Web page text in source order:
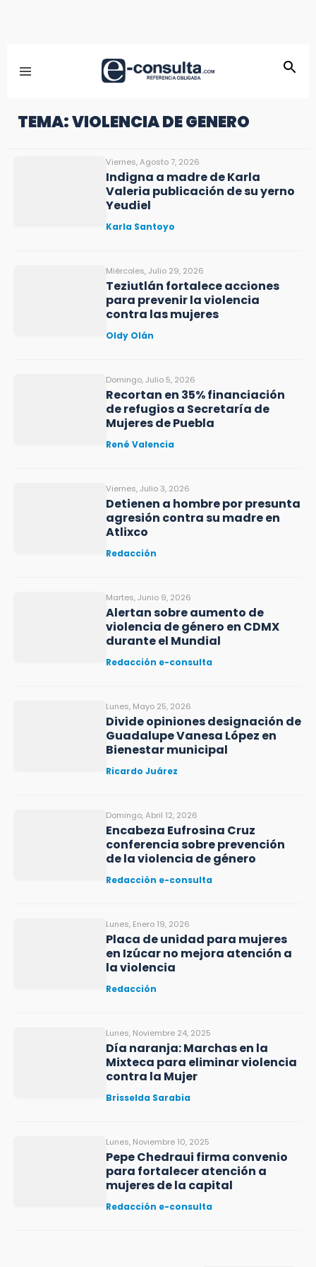
TEMA: VIOLENCIA DE GENERO
Viernes, Agosto 7, 2026
Indigna a madre de Karla
Valeria publicación de su yerno
Yeudiel
Karla Santoyo
Miércoles, Julio 29, 2026
Teziutlán fortalece acciones
para prevenir la violencia
contra las mujeres
Oldy Olán
Domingo, Julio 5, 2026
Recortan en 35% financiación
de refugios a Secretaría de
Mujeres de Puebla
René Valencia
Viernes, Julio 3, 2026
Detienen a hombre por presunta
agresión contra su madre en
Atlixco
Redacción
Martes, Junio 9, 2026
Alertan sobre aumento de
violencia de género en CDMX
durante el Mundial
Redacción e-consulta
Lunes, Mayo 25, 2026
Divide opiniones designación de
Guadalupe Vanesa López en
Bienestar municipal
Ricardo Juárez
Domingo, Abril 12, 2026
Encabeza Eufrosina Cruz
conferencia sobre prevención
de la violencia de género
Redacción e-consulta
Lunes, Enero 19, 2026
Placa de unidad para mujeres
en Izúcar no mejora atención a
la violencia
Redacción
Lunes, Noviembre 24, 2025
Día naranja: Marchas en la
Mixteca para eliminar violencia
contra la Mujer
Brisselda Sarabia
Lunes, Noviembre 10, 2025
Pepe Chedraui firma convenio
para fortalecer atención a
mujeres de la capital
Redacción e-consulta